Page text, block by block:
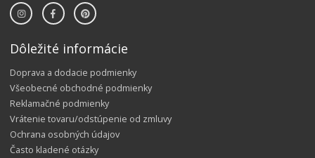
Dôležité informácie
Doprava a dodacie podmienky
Všeobecné obchodné podmienky
Reklamačné podmienky
Vrátenie tovaru/odstúpenie od zmluvy
Ochrana osobných údajov
Často kladené otázky